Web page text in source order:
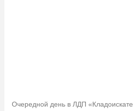
Очередной день в ЛДП